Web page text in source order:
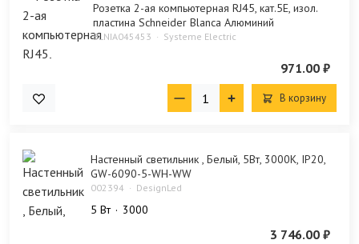
Розетка 2-ая компьютерная RJ45, кат.5E, изол.
пластина Schneider Blanca Алюминий
BLNIA045453 Systeme Electric
971.00 ₽
В корзину
Настенный светильник , Белый, 5Вт, 3000K, IP20,
GW-6090-5-WH-WW
002394 DesignLed
5 Bт 3000
3 746.00 ₽